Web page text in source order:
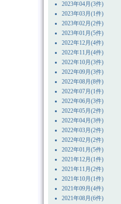
2023年04月(3件)
2023年03月(1件)
2023年02月(2件)
2023年01月(5件)
2022年12月(4件)
2022年11月(4件)
2022年10月(3件)
2022年09月(3件)
2022年08月(8件)
2022年07月(1件)
2022年06月(3件)
2022年05月(2件)
2022年04月(3件)
2022年03月(2件)
2022年02月(2件)
2022年01月(5件)
2021年12月(1件)
2021年11月(2件)
2021年10月(1件)
2021年09月(4件)
2021年08月(6件)